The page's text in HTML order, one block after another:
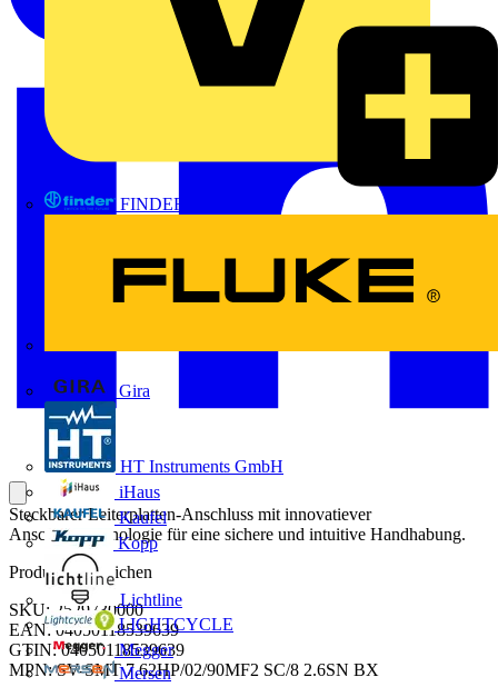
FINDER
Gira
HT Instruments GmbH
iHaus
Kaufel
Kopp
Lichtline
LIGHTCYCLE
Megger
Mersen
Steckbarer Leiterplatten-Anschluss mit innovatiever
Anschlusstechnologie für eine sichere und intuitive Handhabung.
Produktkennzeichen
SKU: 2529730000
EAN: 04050118539639
GTIN: 04050118539639
MPN: SV-SMT 7.62HP/02/90MF2 SC/8 2.6SN BX